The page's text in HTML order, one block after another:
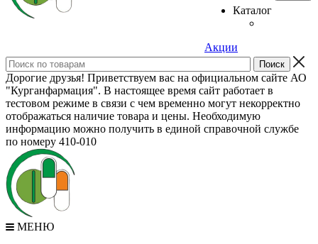
Каталог
Акции
Дорогие друзья! Приветствуем вас на официальном сайте АО
"Курганфармация". В настоящее время сайт работает в
тестовом режиме в связи с чем временно могут некорректно
отображаться наличие товара и цены. Необходимую
информацию можно получить в единой справочной службе
по номеру 410-010
МЕНЮ